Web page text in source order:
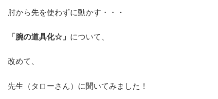
肘から先を使わずに動かす・・・
「腕の道具化☆」 について、
改めて、
先生（タローさん）に聞いてみました！